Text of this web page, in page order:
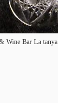
Wine Bar La tanya